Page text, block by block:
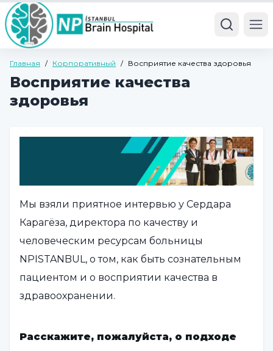
Главная / Корпоративный / Восприятие качества здоровья
Восприятие качества
здоровья
Мы взяли приятное интервью у Сердара
Карагёза, директора по качеству и
человеческим ресурсам больницы
NPISTANBUL, о том, как быть сознательным
пациентом и о восприятии качества в
здравоохранении.
Расскажите, пожалуйста, о подходе